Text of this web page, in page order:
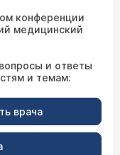
конференции
медицинский
и ответы
и темам:
врача